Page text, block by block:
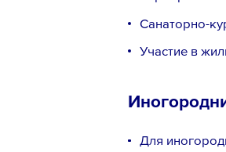
Санаторно-
Участие в
Для